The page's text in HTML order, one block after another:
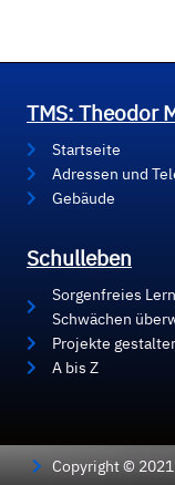
TMS: Theodor
Startseite
Adressen und
Gebäude
Schulleben
Sorgenfreies
Schwächen
Projekte
A bis Z
Copyright ©